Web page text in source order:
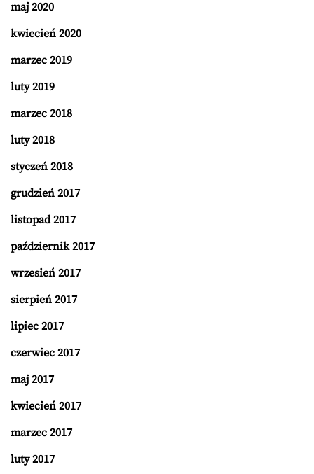
maj 2020
kwiecień 2020
marzec 2019
luty 2019
marzec 2018
luty 2018
styczeń 2018
grudzień 2017
listopad 2017
październik 2017
wrzesień 2017
sierpień 2017
lipiec 2017
czerwiec 2017
maj 2017
kwiecień 2017
marzec 2017
luty 2017